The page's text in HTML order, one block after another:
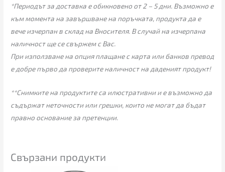
*Периодът за доставка е обикновено от 2 – 5 дни. Възможно е
към момента на завършване на поръчката, продукта да е
вече изчерпан в склад на Вносителя. В случай на изчерпана
наличност ще се свържем с Вас.
При използване на опция плащане с карта или банков превод
е добре първо да проверите наличност на даденият продукт!
**Снимките на продуктите са илюстративни и е възможно да
съдържат неточности или грешки, които не могат да бъдат
правно основание за претенции.
Свързани продукти